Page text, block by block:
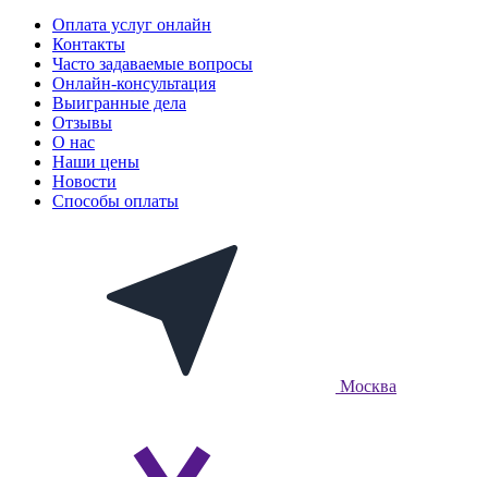
Оплата услуг онлайн
Контакты
Часто задаваемые вопросы
Онлайн-консультация
Выигранные дела
Отзывы
О нас
Наши цены
Новости
Способы оплаты
Москва